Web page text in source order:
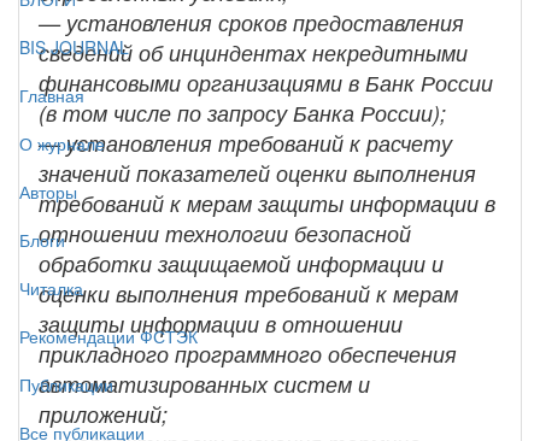
BIS JOURNAL
Главная
О журнале
Авторы
Блоги
Читалка
Рекомендации ФСТЭК
Публикации
Все публикации
— установления сроков предоставления
сведений об инциндентах некредитными
финансовыми организациями в Банк России
(в том числе по запросу Банка России);
— установления требований к расчету
значений показателей оценки выполнения
требований к мерам защиты информации в
отношении технологии безопасной
обработки защищаемой информации и
оценки выполнения требований к мерам
защиты информации в отношении
прикладного программного обеспечения
автоматизированных систем и
приложений;